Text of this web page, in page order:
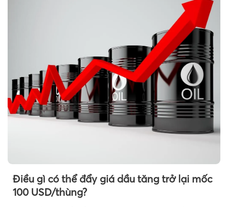
Điều gì có thể đẩy giá dầu tăng trở lại mốc
100 USD/thùng?